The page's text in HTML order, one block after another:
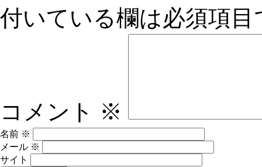
付いている欄は必須項目
コメント ※
名前 ※
メール ※
サイト